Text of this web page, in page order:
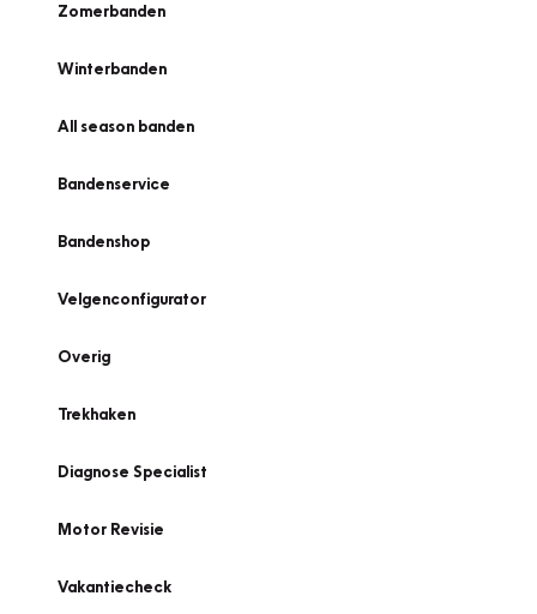
Zomerbanden
Winterbanden
All season banden
Bandenservice
Bandenshop
Velgenconfigurator
Overig
Trekhaken
Diagnose Specialist
Motor Revisie
Vakantiecheck